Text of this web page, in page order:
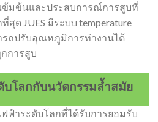
ข้มข้นและประสบการณ์การสูบที่
ด JUES มีระบบ temperature
รถปรับอุณหภูมิการทำงานได้
การสูบ
บโลกกับนวัตกรรมล้ำสมัย
ฟ้าระดับโลกที่ได้รับการยอมรับ